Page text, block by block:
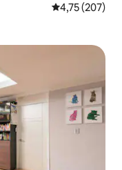
Средна
4,75 (207)